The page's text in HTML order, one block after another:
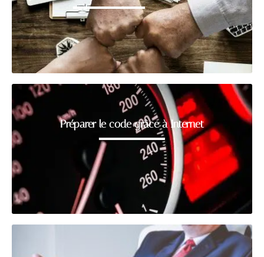
Préparer le code grâce à Internet